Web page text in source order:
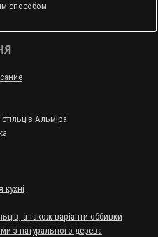
способом
Альміра
а також варіанти оббивки
з натурального дерева